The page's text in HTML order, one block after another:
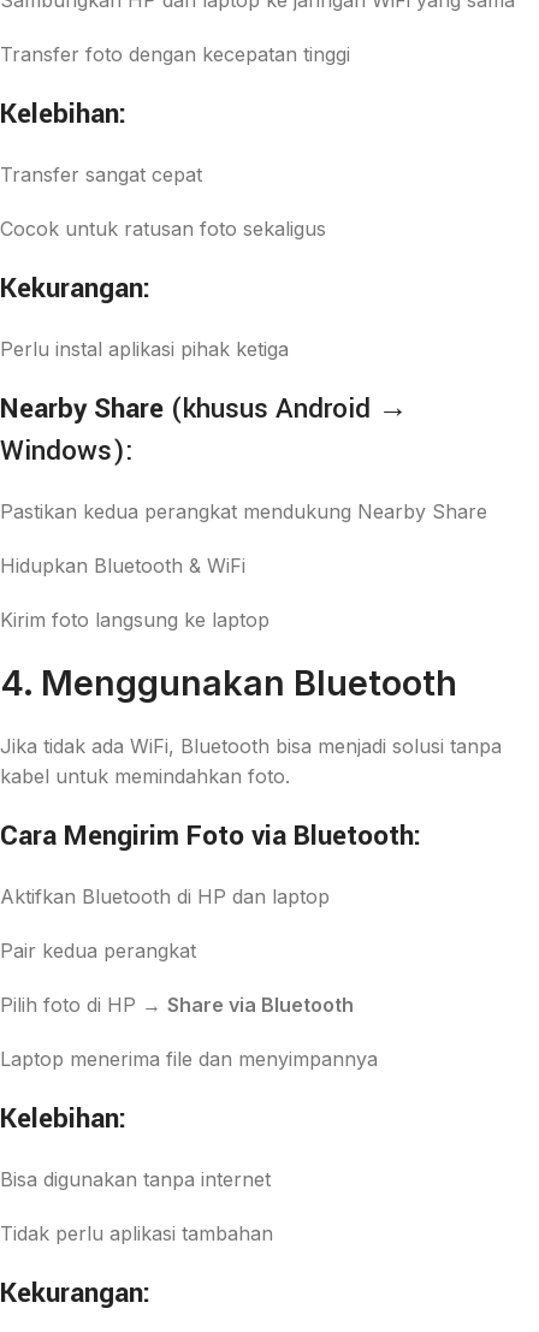
Transfer foto dengan kecepatan tinggi
Kelebihan:
Transfer sangat cepat
Cocok untuk ratusan foto sekaligus
Kekurangan:
Perlu instal aplikasi pihak ketiga
Nearby Share (khusus Android →
Windows):
Pastikan kedua perangkat mendukung Nearby Share
Hidupkan Bluetooth & WiFi
Kirim foto langsung ke laptop
4. Menggunakan Bluetooth
Jika tidak ada WiFi, Bluetooth bisa menjadi solusi tanpa
kabel untuk memindahkan foto.
Cara Mengirim Foto via Bluetooth:
Aktifkan Bluetooth di HP dan laptop
Pair kedua perangkat
Pilih foto di HP → Share via Bluetooth
Laptop menerima file dan menyimpannya
Kelebihan:
Bisa digunakan tanpa internet
Tidak perlu aplikasi tambahan
Kekurangan: